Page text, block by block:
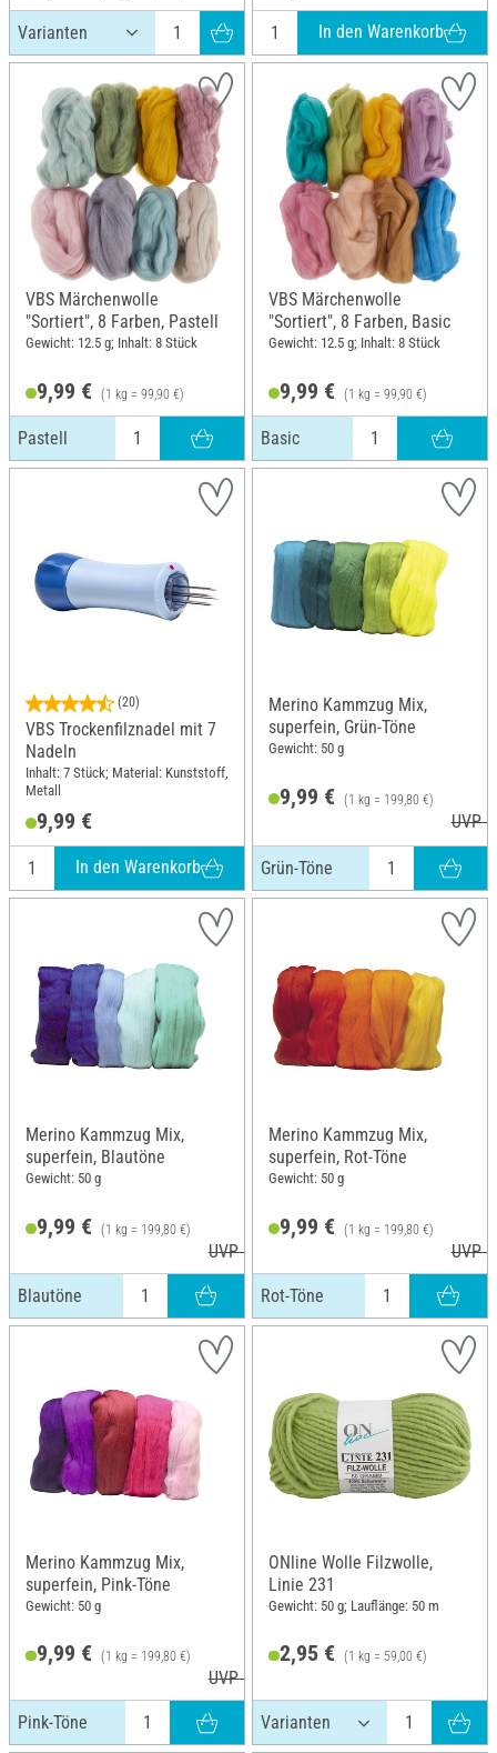
In den Warenkorb
VBS Märchenwolle
"Sortiert", 8 Farben, Pastell
Gewicht: 12.5 g; Inhalt: 8 Stück
9,99 € (1 kg = 99,90 €)
Pastell
VBS Märchenwolle
"Sortiert", 8 Farben, Basic
Gewicht: 12.5 g; Inhalt: 8 Stück
9,99 € (1 kg = 99,90 €)
Basic
(20)
VBS Trockenfilznadel mit 7
Nadeln
Inhalt: 7 Stück; Material: Kunststoff,
Metall
9,99 €
In den Warenkorb
Merino Kammzug Mix,
superfein, Grün-Töne
Gewicht: 50 g
9,99 € (1 kg = 199,80 €)
UVP
Grün-Töne
Merino Kammzug Mix,
superfein, Blautöne
Gewicht: 50 g
9,99 € (1 kg = 199,80 €)
UVP 10,99 €
Blautöne
Merino Kammzug Mix,
superfein, Rot-Töne
Gewicht: 50 g
9,99 € (1 kg = 199,80 €)
UVP
Rot-Töne
Merino Kammzug Mix,
superfein, Pink-Töne
Gewicht: 50 g
9,99 € (1 kg = 199,80 €)
UVP 10,99 €
Pink-Töne
ONline Wolle Filzwolle,
Linie 231
Gewicht: 50 g; Lauflänge: 50 m
2,95 € (1 kg = 59,00 €)